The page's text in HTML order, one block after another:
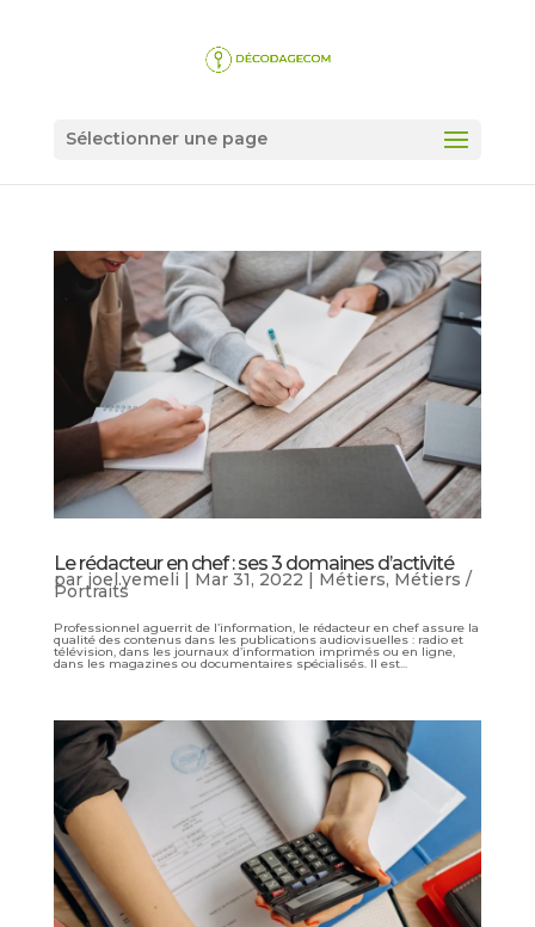
Sélectionner une page
Le rédacteur en chef : ses 3 domaines d’activité
par joel.yemeli | Mar 31, 2022 | Métiers, Métiers /
Portraits
Professionnel aguerrit de l’information, le rédacteur en chef assure la
qualité des contenus dans les publications audiovisuelles : radio et
télévision, dans les journaux d’information imprimés ou en ligne,
dans les magazines ou documentaires spécialisés. Il est...